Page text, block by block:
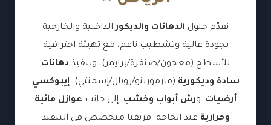
نقدّم حلول الدهانات والديكورالداخلية والخارجية
بجودة عالية وتشطيب ناعم، مع تهيئة احترافية
للأسطح (معجون/صنفرة/برايمر)، وتنفيذ دهانات
سادة وديكورية (مارمورينو/رويال/إسمنتي)،إيبوكسي
أرضيات، ورش أبواب وخشب، إلى جانب عوازل مائية
وحرارية عند الحاجة. فريقنا متخصص في التنفيذ